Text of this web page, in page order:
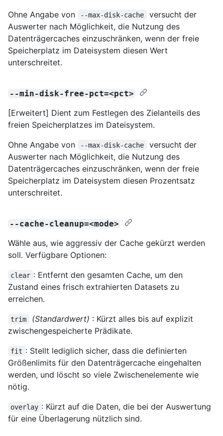
Ohne Angabe von
--max-disk-cache
versucht der
Auswerter nach Möglichkeit, die Nutzung des
Datenträgercaches einzuschränken, wenn der freie
Speicherplatz im Dateisystem diesen Wert
unterschreitet.
--min-disk-free-pct=<pct>
[Erweitert] Dient zum Festlegen des Zielanteils des
freien Speicherplatzes im Dateisystem.
Ohne Angabe von
--max-disk-cache
versucht der
Auswerter nach Möglichkeit, die Nutzung des
Datenträgercaches einzuschränken, wenn der freie
Speicherplatz im Dateisystem diesen Prozentsatz
unterschreitet.
--cache-cleanup=<mode>
Wähle aus, wie aggressiv der Cache gekürzt werden
soll. Verfügbare Optionen:
clear : Entfernt den gesamten Cache, um den
Zustand eines frisch extrahierten Datasets zu
erreichen.
trim (Standardwert) : Kürzt alles bis auf explizit
zwischengespeicherte Prädikate.
fit : Stellt lediglich sicher, dass die definierten
Größenlimits für den Datenträgercache eingehalten
werden, und löscht so viele Zwischenelemente wie
nötig.
overlay : Kürzt auf die Daten, die bei der Auswertung
für eine Überlagerung nützlich sind.